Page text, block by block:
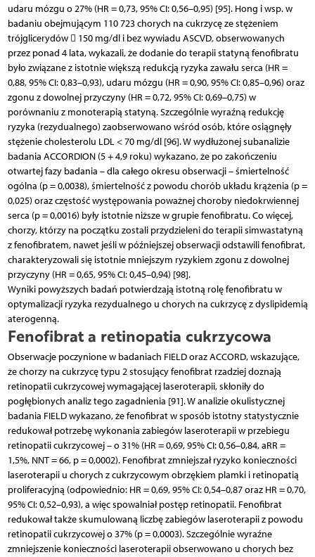
udaru mózgu o 27% (HR = 0,73, 95% CI: 0,56–0,95) [95]. Hong i wsp. w
badaniu obejmującym 110 723 chorych na cukrzycę ze stężeniem
trójglicerydów  150 mg/dl i bez wywiadu ASCVD, obserwowanych
przez ponad 4 lata, wykazali, że dodanie do terapii statyną fenofibratu
było związane z istotnie większą redukcją ryzyka zawału serca (HR =
0,88, 95% CI: 0,83–0,93), udaru mózgu (HR = 0,90, 95% CI: 0,85–0,96) oraz
zgonu z dowolnej przyczyny (HR = 0,72, 95% CI: 0,69–0,75) w
porównaniu z monoterapią statyną. Szczególnie wyraźną redukcję
ryzyka (rezydualnego) zaobserwowano wśród osób, które osiągnęły
stężenie cholesterolu LDL < 70 mg/dl [96]. W wydłużonej subanalizie
badania ACCORDION (5 + 4,9 roku) wykazano, że po zakończeniu
otwartej fazy badania – dla całego okresu obserwacji – śmiertelność
ogólna (p = 0,0038), śmiertelność z powodu chorób układu krążenia (p =
0,025) oraz częstość występowania poważnej choroby niedokrwiennej
serca (p = 0,0016) były istotnie niższe w grupie fenofibratu. Co więcej,
chorzy, którzy na początku zostali przydzieleni do terapii simwastatyną
z fenofibratem, nawet jeśli w późniejszej obserwacji odstawili fenofibrat,
charakteryzowali się istotnie mniejszym ryzykiem zgonu z dowolnej
przyczyny (HR = 0,65, 95% CI: 0,45–0,94) [98].
Wyniki powyższych badań potwierdzają istotną rolę fenofibratu w
optymalizacji ryzyka rezydualnego u chorych na cukrzycę z dyslipidemią
aterogenną.
Fenofibrat a retinopatia cukrzycowa
Obserwacje poczynione w badaniach FIELD oraz ACCORD, wskazujące,
że chorzy na cukrzycę typu 2 stosujący fenofibrat rzadziej doznają
retinopatii cukrzycowej wymagającej laseroterapii, skłoniły do
pogłębionych analiz tego zagadnienia [91]. W analizie okulistycznej
badania FIELD wykazano, że fenofibrat w sposób istotny statystycznie
redukował potrzebę wykonania zabiegów laseroterapii w przebiegu
retinopatii cukrzycowej – o 31% (HR = 0,69, 95% CI: 0,56–0,84, aRR =
1,5%, NNT = 66, p = 0,0002). Fenofibrat zmniejszał ryzyko konieczności
laseroterapii u chorych z cukrzycowym obrzękiem plamki i retinopatią
proliferacyjną (odpowiednio: HR = 0,69, 95% CI: 0,54–0,87 oraz HR = 0,70,
95% CI: 0,52–0,93), a więc spowalniał postęp retinopatii. Fenofibrat
redukował także skumulowaną liczbę zabiegów laseroterapii z powodu
retinopatii cukrzycowej o 37% (p = 0,0003). Szczególnie wyraźne
zmniejszenie konieczności laseroterapii obserwowano u chorych bez